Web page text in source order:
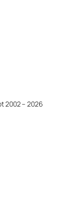
2002 – 2026